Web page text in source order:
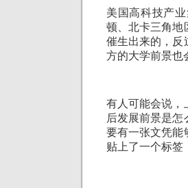
美国高科技产
顿、北卡三角地
催生出来的，反
方的大学前景也
有人可能会说，
后发展前景是
要有一张文凭能
贴上了一个标签